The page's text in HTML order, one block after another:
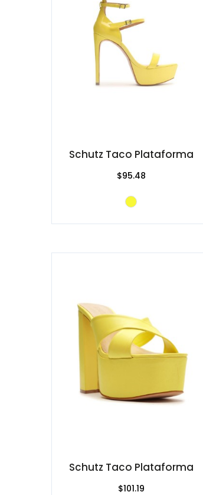
Schutz Taco Plataforma
$95.48
Schutz Taco Plataforma
$101.19